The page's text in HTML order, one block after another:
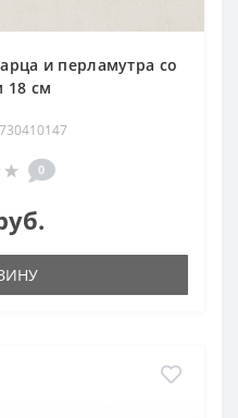
и перламутра со
18 см
0